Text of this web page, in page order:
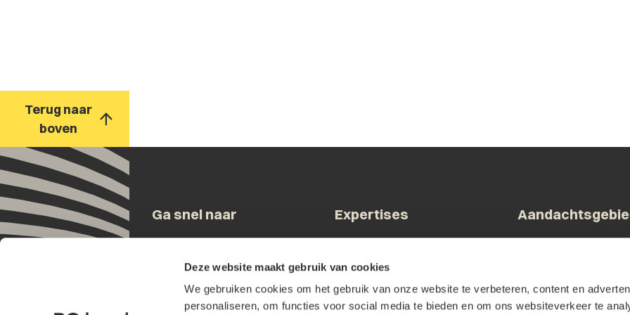
Deze website maakt gebruik van cookies
We gebruiken cookies om het gebruik van onze website te verbeteren, content en
personaliseren, om functies voor social media te bieden en om ons websiteverkeer te
Terug naar
boven
Ga snel naar
Updates
Expertises
Corporate & M&A
Brainport & Innovatie